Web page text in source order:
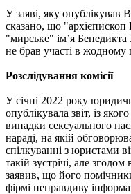
У заяві, яку опублікував
сказано, що
"мирське" ім’я
не брав участі в жодному
Розслідування комісії
У січні 2022 року
опублікувала звіт, із
випадки сексуального
нараді, на якій
спілкуванні з юристами
такій зустрічі, але
заявив, що його
фірмі неправдиву